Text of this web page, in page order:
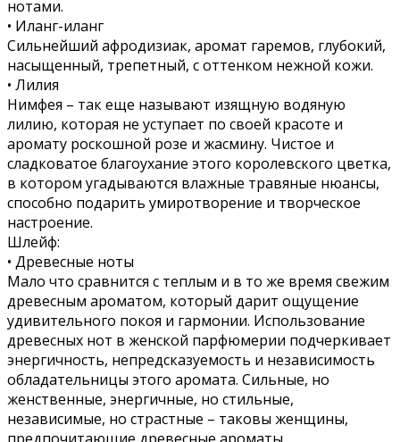
нотами.
• Иланг-иланг
Сильнейший афродизиак, аромат гаремов, глубокий,
насыщенный, трепетный, с оттенком нежной кожи.
• Лилия
Нимфея – так еще называют изящную водяную
лилию, которая не уступает по своей красоте и
аромату роскошной розе и жасмину. Чистое и
сладковатое благоухание этого королевского цветка,
в котором угадываются влажные травяные нюансы,
способно подарить умиротворение и творческое
настроение.
Шлейф:
• Древесные ноты
Мало что сравнится с теплым и в то же время свежим
древесным ароматом, который дарит ощущение
удивительного покоя и гармонии. Использование
древесных нот в женской парфюмерии подчеркивает
энергичность, непредсказуемость и независимость
обладательницы этого аромата. Сильные, но
женственные, энергичные, но стильные,
независимые, но страстные – таковы женщины,